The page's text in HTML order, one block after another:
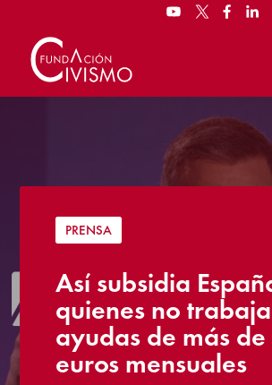
PRENSA
Así subsidia
quienes no
ayudas de más
euros mensuales